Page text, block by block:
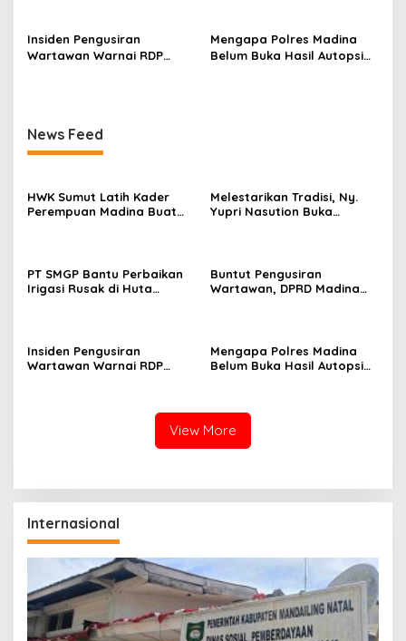
Insiden Pengusiran
Wartawan Warnai RDP
Mengapa Polres Madina
Belum Buka Hasil Autopsi
News Feed
HWK Sumut Latih Kader
Perempuan Madina Buat
Melestarikan Tradisi, Ny.
Yupri Nasution Buka
PT SMGP Bantu Perbaikan
Irigasi Rusak di Huta
Buntut Pengusiran
Wartawan, DPRD Madina
Insiden Pengusiran
Wartawan Warnai RDP
Mengapa Polres Madina
Belum Buka Hasil Autopsi
View More
Internasional